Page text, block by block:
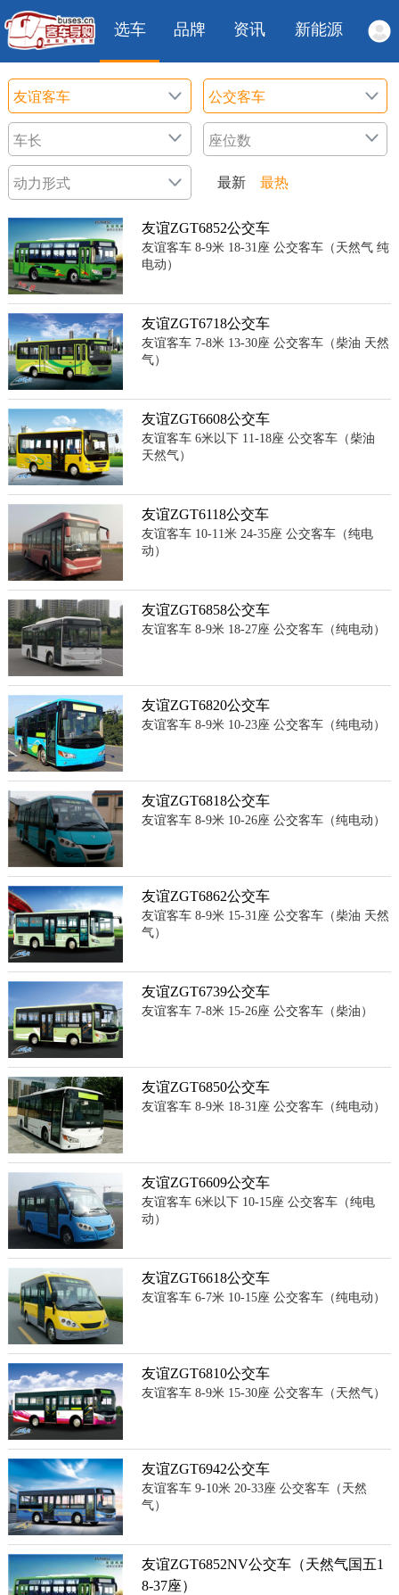
选车 品牌 资讯 新能源
最新 最热
友谊ZGT6852公交车
友谊客车 8-9米 18-31座 公交客车（天然气 纯
电动）
友谊ZGT6718公交车
友谊客车 7-8米 13-30座 公交客车（柴油 天然
气）
友谊ZGT6608公交车
友谊客车 6米以下 11-18座 公交客车（柴油
天然气）
友谊ZGT6118公交车
友谊客车 10-11米 24-35座 公交客车（纯电
动）
友谊ZGT6858公交车
友谊客车 8-9米 18-27座 公交客车（纯电动）
友谊ZGT6820公交车
友谊客车 8-9米 10-23座 公交客车（纯电动）
友谊ZGT6818公交车
友谊客车 8-9米 10-26座 公交客车（纯电动）
友谊ZGT6862公交车
友谊客车 8-9米 15-31座 公交客车（柴油 天然
气）
友谊ZGT6739公交车
友谊客车 7-8米 15-26座 公交客车（柴油）
友谊ZGT6850公交车
友谊客车 8-9米 18-31座 公交客车（纯电动）
友谊ZGT6609公交车
友谊客车 6米以下 10-15座 公交客车（纯电
动）
友谊ZGT6618公交车
友谊客车 6-7米 10-15座 公交客车（纯电动）
友谊ZGT6810公交车
友谊客车 8-9米 15-30座 公交客车（天然气）
友谊ZGT6942公交车
友谊客车 9-10米 20-33座 公交客车（天然
气）
友谊ZGT6852NV公交车（天然气国五1
8-37座）